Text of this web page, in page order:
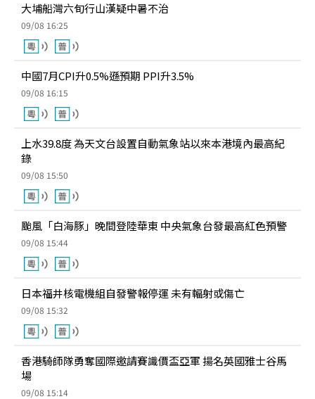
大埔船灣六旬行山漢疑中暑不治
09/08 16:25
中國7月CPI升0.5%遜預期 PPI升3.5%
09/08 16:15
上水39.8度 為天文台設置自動氣象站以來本港境內最高紀
錄
09/08 15:50
颱風「白海豚」晚間登陸華東 中央氣象台發最高紅色預警
09/08 15:44
日本福井核電機組自發警報停運 未有輻射或傷亡
09/08 15:32
香港騎師隊勇奪國際邀請賽識價盃亞軍 揚名英國雅士谷馬
場
09/08 15:14